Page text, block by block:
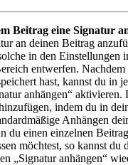
Beitrag eine Signatur
an deinen Beitrag
in den Einstellungen
entwerfen.
hast, kannst du in
anhängen“ aktivieren.
indem du in
Anhängen
du einen einzelnen
möchtest, so kannst du
„Signatur anhängen“